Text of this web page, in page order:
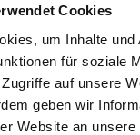
Cookies
um Inhalte und
für soziale
auf unsere
geben wir
Website an
Sie